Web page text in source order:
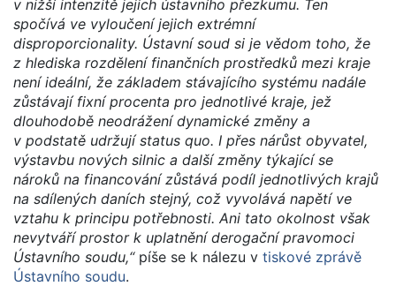
v nižší intenzitě jejich ústavního přezkumu. Ten
spočívá ve vyloučení jejich extrémní
disproporcionality. Ústavní soud si je vědom toho, že
z hlediska rozdělení finančních prostředků mezi kraje
není ideální, že základem stávajícího systému nadále
zůstávají fixní procenta pro jednotlivé kraje, jež
dlouhodobě neodrážení dynamické změny a
v podstatě udržují status quo. I přes nárůst obyvatel,
výstavbu nových silnic a další změny týkající se
nároků na financování zůstává podíl jednotlivých krajů
na sdílených daních stejný, což vyvolává napětí ve
vztahu k principu potřebnosti. Ani tato okolnost však
nevytváří prostor k uplatnění derogační pravomoci
Ústavního soudu,“píše se k nálezu v tiskové zprávě
Ústavního soudu.